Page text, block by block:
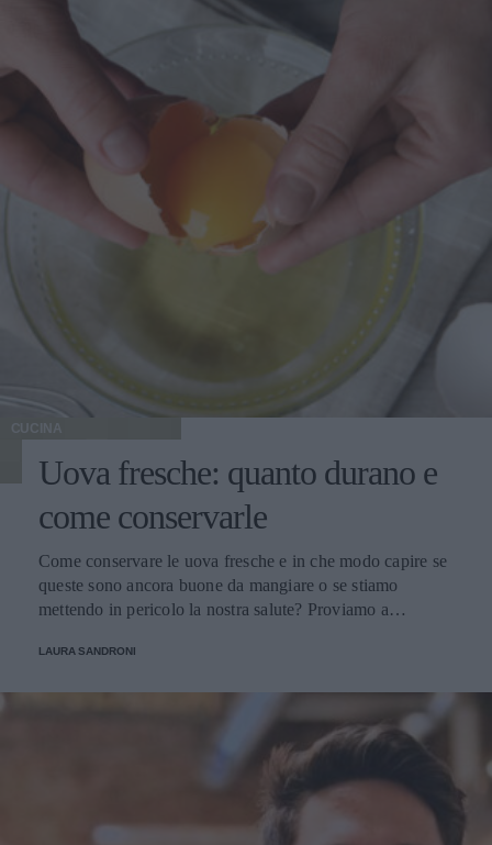
CUCINA
Uova fresche: quanto durano e
come conservarle
Come conservare le uova fresche e in che modo capire se
queste sono ancora buone da mangiare o se stiamo
mettendo in pericolo la nostra salute? Proviamo a
LAURA SANDRONI